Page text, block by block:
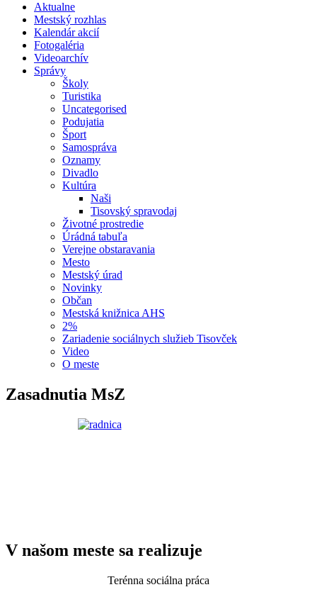
Aktualne
Mestský rozhlas
Kalendár akcií
Fotogaléria
Videoarchív
Správy
Školy
Turistika
Uncategorised
Podujatia
Šport
Samospráva
Oznamy
Divadlo
Kultúra
Naši
Tisovský spravodaj
Životné prostredie
Úrádná tabuľa
Verejne obstaravania
Mesto
Mestský úrad
Novinky
Občan
Mestská knižnica AHS
2%
Zariadenie sociálnych služieb Tisovček
Video
O meste
Zasadnutia MsZ
V našom meste sa realizuje
Terénna sociálna práca